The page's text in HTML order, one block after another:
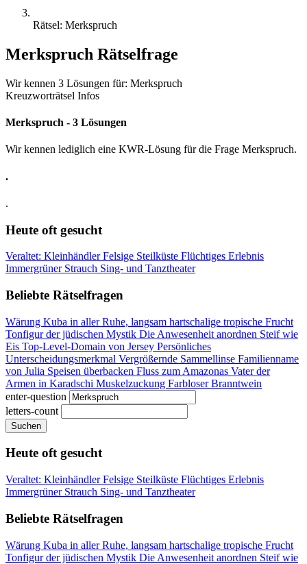
Rätsel: Merkspruch
Merkspruch Rätselfrage
Wir kennen 3 Lösungen für: Merkspruch
Kreuzworträtsel Infos
Merkspruch - 3 Lösungen
Wir kennen lediglich eine KWR-Lösung für die Frage Merkspruch.
.
.
Heute oft gesucht
Veraltet: KleinhändlerFelsige Steilküste Flüchtiges Erlebnis
Immergrüner Strauch Sing- und Tanztheater
Beliebte Rätselfragen
Wärung Kuba in aller Ruhe, langsam hartschalige tropische Frucht
Tonfigur der jüdischen Mystik Die Anwesenheit anordnen Steif wie
Eis Top-Level-Domain von Jersey Persönliches
Unterscheidungsmerkmal Vergrößernde Sammellinse Familienname
von Julia Speisen überbacken Fluss zum Amazonas Vater der
Armen in Karadschi Muskelzuckung Farbloser Branntwein
enter-question
letters-count
Suchen
Heute oft gesucht
Veraltet: KleinhändlerFelsige Steilküste Flüchtiges Erlebnis
Immergrüner Strauch Sing- und Tanztheater
Beliebte Rätselfragen
Wärung Kuba in aller Ruhe, langsam hartschalige tropische Frucht
Tonfigur der jüdischen Mystik Die Anwesenheit anordnen Steif wie